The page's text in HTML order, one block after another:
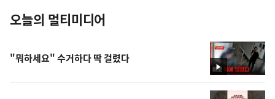
오늘의 멀티미디어
영
상
"뭐하세요" 수거하다 딱 걸렸다